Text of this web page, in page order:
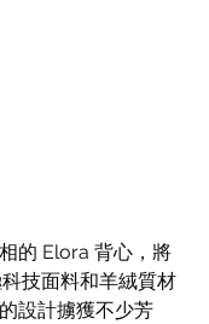
的 Elora 背心，將
技面料和羊絨質材
設計擄獲不少芳